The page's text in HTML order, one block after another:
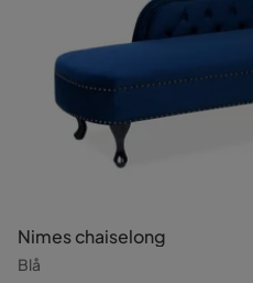
Nimes chaiselong
Blå